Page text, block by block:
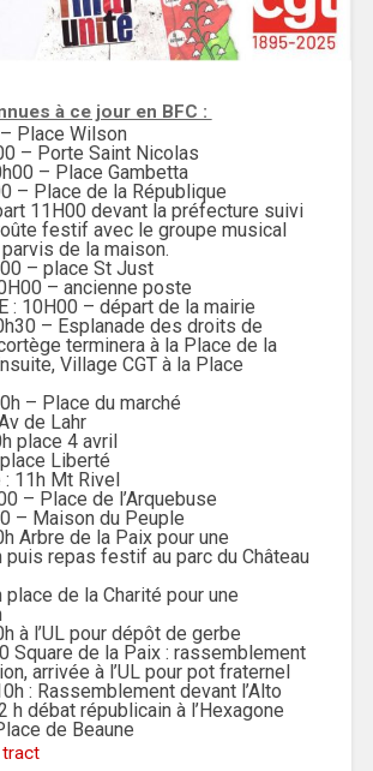
à ce jour en BFC :
Place Wilson
– Porte Saint Nicolas
– Place Gambetta
– Place de la République
11H00 devant la préfecture suivi
festif avec le groupe musical
de la maison.
– place St Just
– ancienne poste
: 10H00 – départ de la mairie
– Esplanade des droits de
terminera à la Place de la
Village CGT à la Place
– Place du marché
de Lahr
place 4 avril
Liberté
: 11h Mt Rivel
– Place de l’Arquebuse
– Maison du Peuple
Arbre de la Paix pour une
repas festif au parc du Château
place de la Charité pour une
à l’UL pour dépôt de gerbe
Square de la Paix : rassemblement
arrivée à l’UL pour pot fraternel
: Rassemblement devant l’Alto
h débat républicain à l’Hexagone
de Beaune
tract